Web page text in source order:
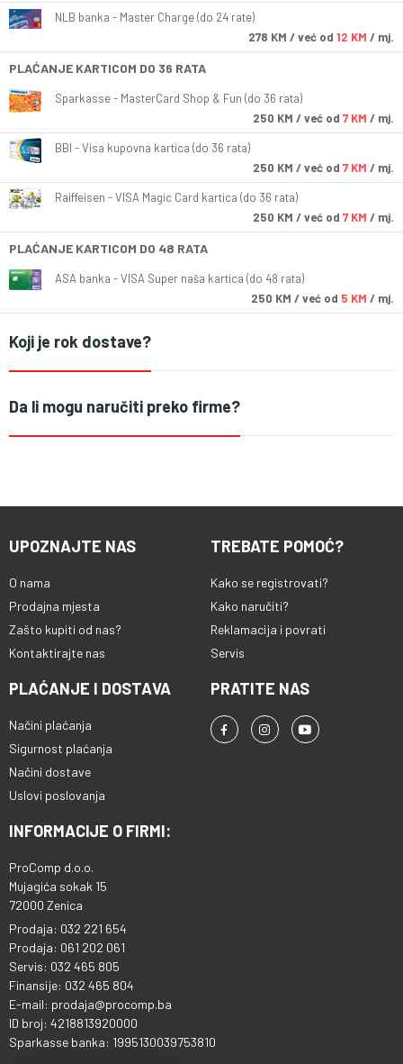
NLB banka - Master Charge (do 24 rate)
278 KM / već od 12 KM / mj.
PLAĆANJE KARTICOM DO 36 RATA
Sparkasse - MasterCard Shop & Fun (do 36 rata)
250 KM / već od 7 KM / mj.
BBI - Visa kupovna kartica (do 36 rata)
250 KM / već od 7 KM / mj.
Raiffeisen - VISA Magic Card kartica (do 36 rata)
250 KM / već od 7 KM / mj.
PLAĆANJE KARTICOM DO 48 RATA
ASA banka - VISA Super naša kartica (do 48 rata)
250 KM / već od 5 KM / mj.
Koji je rok dostave?
Da li mogu naručiti preko firme?
UPOZNAJTE NAS
O nama
Prodajna mjesta
Zašto kupiti od nas?
Kontaktirajte nas
TREBATE POMOĆ?
Kako se registrovati?
Kako naručiti?
Reklamacija i povrati
Servis
PLAĆANJE I DOSTAVA
Načini plaćanja
Sigurnost plaćanja
Načini dostave
Uslovi poslovanja
PRATITE NAS
INFORMACIJE O FIRMI:
ProComp d.o.o.
Mujagića sokak 15
72000 Zenica
Prodaja: 032 221 654
Prodaja: 061 202 061
Servis: 032 465 805
Finansije: 032 465 804
E-mail: prodaja@procomp.ba
ID broj: 4218813920000
Sparkasse banka: 1995130039753810